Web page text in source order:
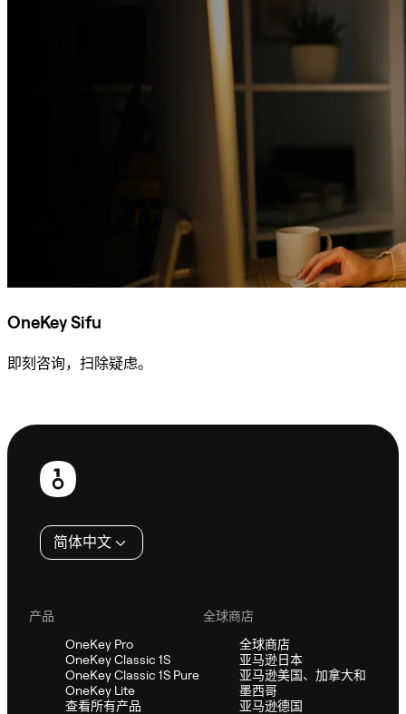
OneKey Sifu
即刻咨询，扫除疑虑。
页
简体中文
产品
OneKey Pro
OneKey Classic 1S
OneKey Classic 1S Pure
OneKey Lite
查看所有产品
全球商店
全球商店
亚马逊日本
亚马逊美国、加拿大和
墨西哥
亚马逊德国